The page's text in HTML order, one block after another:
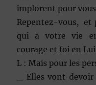
implorent pour
Repentez-vous, et
qui a votre vie
courage et foi en
L : Mais pour les
_ Elles vont